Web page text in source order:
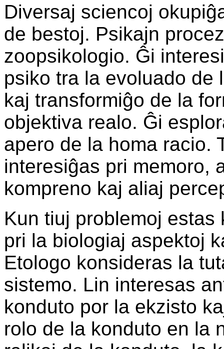
Diversaj sciencoj
de bestoj. Psikajn
zoopsikologio. Ĝi
psiko tra la evoluado de
kaj transformiĝo de la
objektiva realo. Ĝi
apero de la homa racio.
interesiĝas pri memoro,
kompreno kaj aliaj
Kun tiuj problemoj
pri la biologiaj aspektoj
Etologo konsideras la
sistemo. Lin interesas
konduto por la ekzisto
rolo de la konduto en la